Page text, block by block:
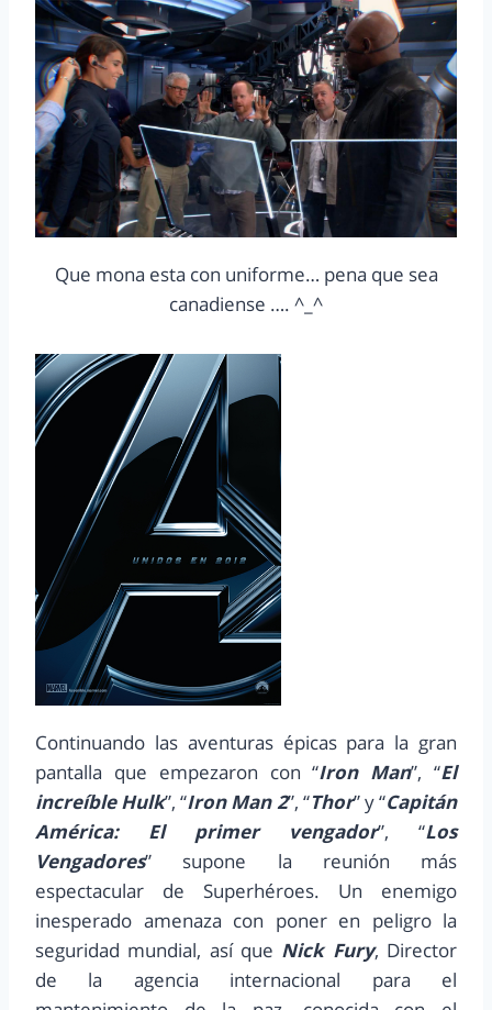
Que mona esta con uniforme… pena que sea
canadiense …. ^_^
Continuando las aventuras épicas para la gran
pantalla que empezaron con “Iron Man”, “El
increíble Hulk”, “Iron Man 2”, “Thor” y “Capitán
América: El primer vengador”, “Los
Vengadores” supone la reunión más
espectacular de Superhéroes. Un enemigo
inesperado amenaza con poner en peligro la
seguridad mundial, así que Nick Fury, Director
de la agencia internacional para el